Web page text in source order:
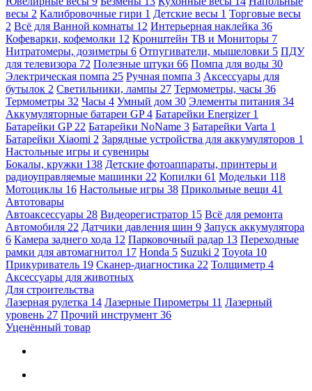
весы 2 Калибровочные гири 1 Детские весы 1 Торговые весы
2 Всё для Ванной комнаты 12 Интерьерная наклейка 36
Кофеварки, кофемолки 12 Кронштейн ТВ и Мониторы 7
Нитратомеры, дозиметры 6 Отпугиватели, мышеловки 5 ПДУ
для телевизора 72 Полезные штуки 66 Помпа для воды 30
Электрическая помпа 25 Ручная помпа 3 Аксессуары для
бутылок 2 Светильники, лампы 27 Термометры, часы 36
Термометры 32 Часы 4 Умный дом 30 Элементы питания 34
Аккумуляторные батареи GP4 Батарейки Energizer 1
Батарейки GP 22 Батарейки NoName 3 Батарейки Varta 1
Батарейки Xiaomi 2 Зарядные устройства для аккумуляторов 1
Настольные игры и сувениры
Бокалы, кружки 138 Детские фотоаппараты, принтеры и
радиоуправляемые машинки 22 Копилки 61 Модельки 118
Мотоциклы 16 Настольные игры 38 Прикольные вещи 41
Автотовары
Автоаксессуары 28 Видеорегистратор 15 Всё для ремонта
Автомобиля 22 Датчики давления шин 9 Запуск аккумулятора
6 Камера заднего хода 12 Парковочный радар 13 Переходные
рамки для автомагнитол 17 Honda 5 Suzuki 2 Toyota 10
Прикуриватель 19 Сканер-диагностика 22 Толщиметр 4
Аксессуары для животных
Для строительства
Лазерная рулетка 14 Лазерные Пирометры 11 Лазерный
уровень 27 Прочий инструмент 36
Уценённый товар